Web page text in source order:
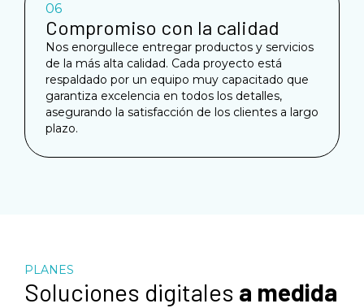
06
Compromiso con la calidad
Nos enorgullece entregar productos y servicios
de la más alta calidad. Cada proyecto está
respaldado por un equipo muy capacitado que
garantiza excelencia en todos los detalles,
asegurando la satisfacción de los clientes a largo
plazo.
PLANES
Soluciones digitales a medida